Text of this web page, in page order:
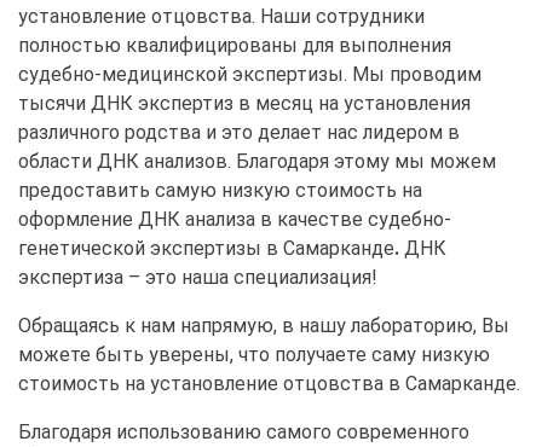
установление отцовства. Наши сотрудники
полностью квалифицированы для выполнения
судебно-медицинской экспертизы. Мы проводим
тысячи ДНК экспертиз в месяц на установления
различного родства и это делает нас лидером в
области ДНК анализов. Благодаря этому мы можем
предоставить самую низкую стоимость на
оформление ДНК анализа в качестве судебно-
генетической экспертизы в Самарканде. ДНК
экспертиза – это наша специализация!
Обращаясь к нам напрямую, в нашу лабораторию, Вы
можете быть уверены, что получаете саму низкую
стоимость на установление отцовства в Самарканде.
Благодаря использованию самого современного